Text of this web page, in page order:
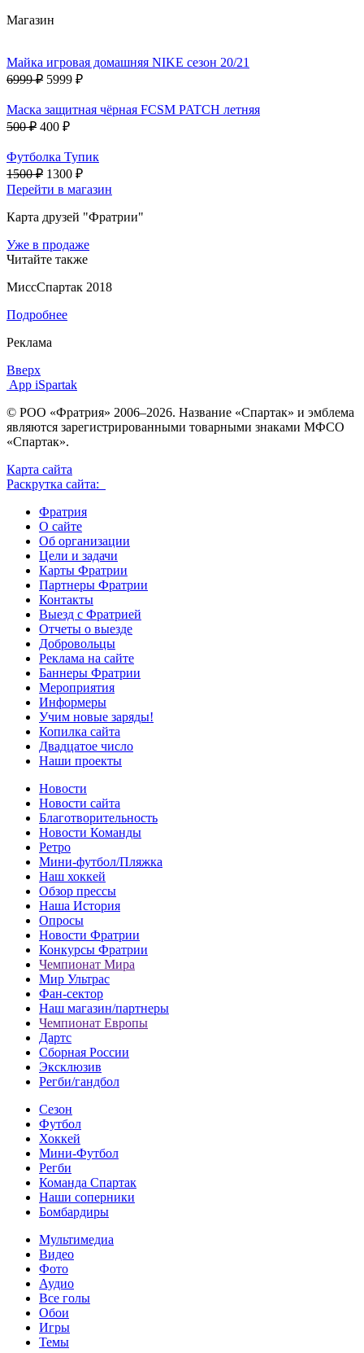
Магазин
Майка игровая домашняя NIKE сезон 20/21
6999 ₽ 5999 ₽
Маска защитная чёрная FCSM PATCH летняя
500 ₽ 400 ₽
Футболка Тупик
1500 ₽ 1300 ₽
Перейти в магазин
Карта друзей "Фратрии"
Уже в продаже
Читайте также
МиссСпартак 2018
Подробнее
Реклама
Вверх
App iSpartak
© РОО «Фратрия» 2006–2026. Название «Спартак» и эмблема
являются зарегистрированными товарными знаками МФСО
«Спартак».
Карта сайта
Раскрутка сайта:
Фратрия
О сайте
Об организации
Цели и задачи
Карты Фратрии
Партнеры Фратрии
Контакты
Выезд с Фратрией
Отчеты о выезде
Добровольцы
Реклама на сайте
Баннеры Фратрии
Мероприятия
Информеры
Учим новые заряды!
Копилка сайта
Двадцатое число
Наши проекты
Новости
Новости сайта
Благотворительность
Новости Команды
Ретро
Мини-футбол/Пляжка
Наш хоккей
Обзор прессы
Наша История
Опросы
Новости Фратрии
Конкурсы Фратрии
Чемпионат Мира
Мир Ультрас
Фан-cектор
Наш магазин/партнеры
Чемпионат Европы
Дартс
Сборная России
Эксклюзив
Регби/гандбол
Сезон
Футбол
Хоккей
Мини-Футбол
Регби
Команда Спартак
Наши соперники
Бомбардиры
Мультимедиа
Видео
Фото
Аудио
Все голы
Обои
Игры
Темы